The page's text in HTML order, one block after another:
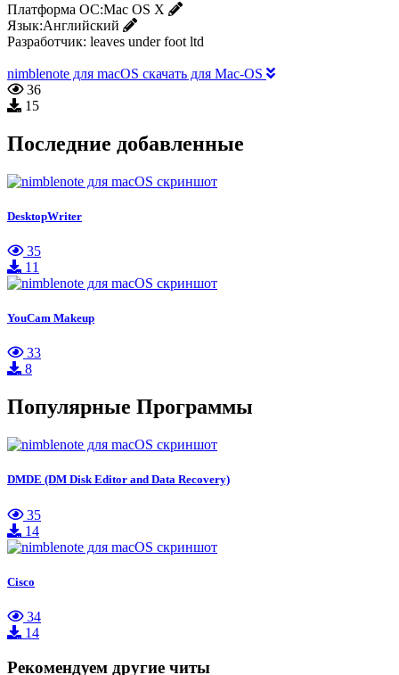
Платформа ОС:Mac OS X
Язык:Английский
Разработчик: leaves under foot ltd
nimblenote для macOS скачать для Mac-OS
36
15
Последние добавленные
DesktopWriter
35
11
YouCam Makeup
33
8
Популярные Программы
DMDE (DM Disk Editor and Data Recovery)
35
14
Cisco
34
14
Рекомендуем другие читы